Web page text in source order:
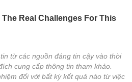
từ các nguồn đáng tin cậy vào thời
cung cấp thông tin tham khảo.
đối với bất kỳ kết quả nào từ việc